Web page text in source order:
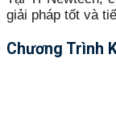
giải pháp tốt và
Chương Trình